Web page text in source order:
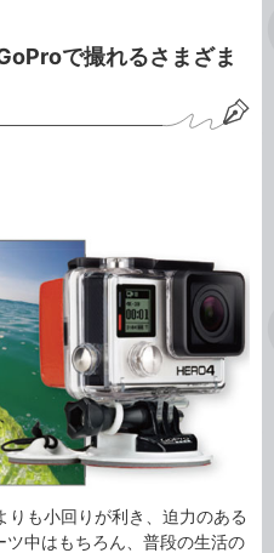
で撮れるさまざま
りも小回りが利き、迫力のある
中はもちろん、普段の生活の